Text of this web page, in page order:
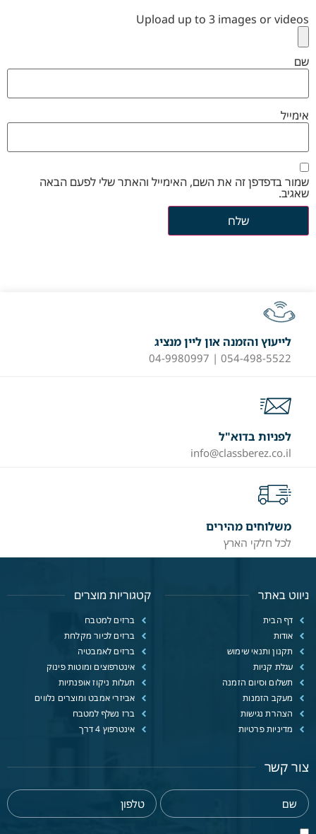
Upload up to 3 images or videos
שם
אימייל
שמור בדפדפן זה את השם, האימייל והאתר שלי לפעם הבאה
שאגיב.
לייעוץ והזמנה און ליין מנציג
054-498-5522 | 04-9980997
לפניות בדוא"ל
info@classberez.co.il
משלוחים מהירים
לכל חלקי הארץ
ניווט באתר
דף הבית
אודות
תקנון ותנאי שימוש
עגלת קניות
תשלום וסיום הזמנה
מעקב הזמנות
הצהרת נגישות
מדיניות פרטיות
קטגוריות מוצרים
ברזים למטבח
ברזים לכיור מקלחת
ברזים לאמבטיה
אינטרפוצים ומוטות פינוק
תעלות ניקוז אופנתיות
אביזרי אמבט ומוצרים נלווים
ברז נשלף למטבח
אינטרפוץ 4 דרך
צור קשר